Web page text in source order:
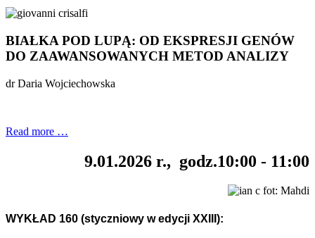
BIAŁKA POD LUPĄ: OD EKSPRESJI GENÓW
DO ZAAWANSOWANYCH METOD ANALIZY
dr Daria Wojciechowska
Read more …
9.01.2026 r., godz.10:00 - 11:00
fot: Mahdi
WYKŁAD 160 (styczniowy w edycji XXIII):